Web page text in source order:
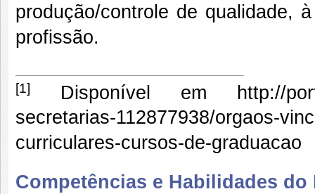
produção/controle de qualidade,
profissão.
[1]
Disponível em http://
secretarias-112877938/orgaos-
curriculares-cursos-de-graduacao
Competências e Habilidades